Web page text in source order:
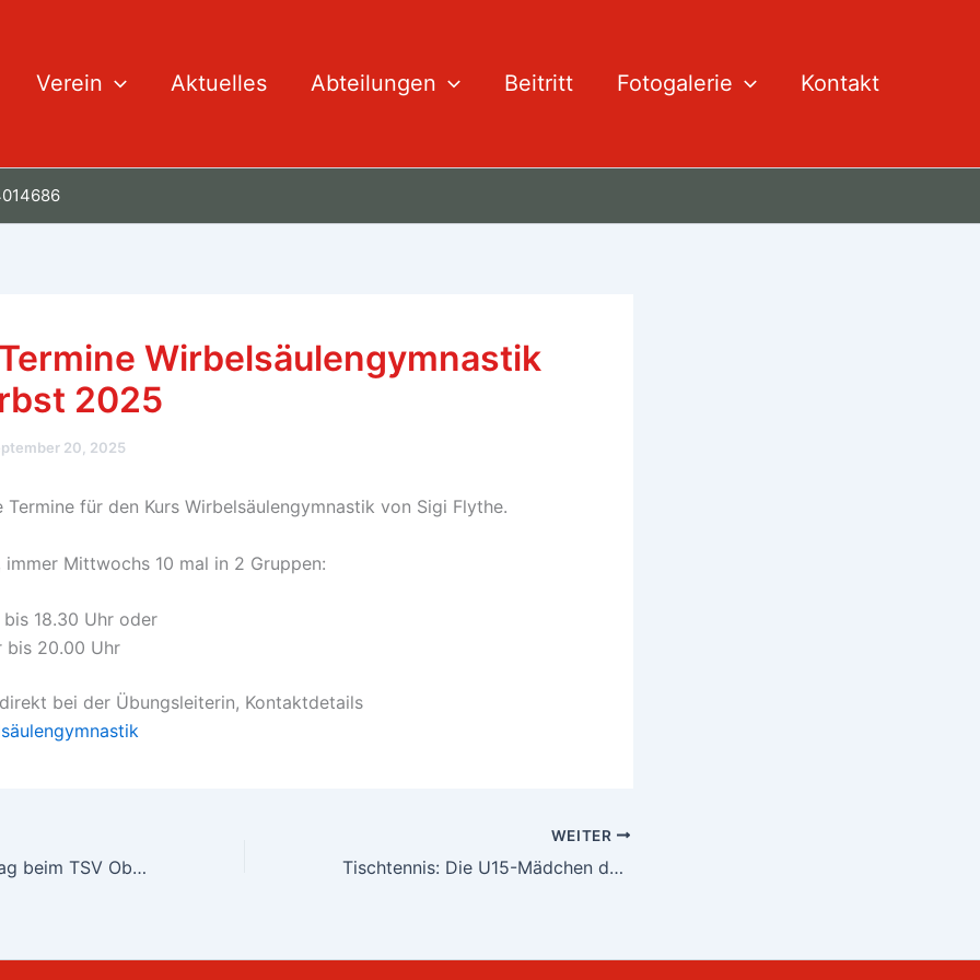
Verein Aktuelles Abteilungen Beitritt Fotogalerie Kontakt
Wirbelsäulengymnastik
2025
20, 2025
Termine für den Kurs Wirbelsäulengymnastik von Sigi Flythe.
immer Mittwochs 10 mal in 2 Gruppen:
bis 18.30 Uhr oder
bis 20.00 Uhr
bei der Übungsleiterin, Kontaktdetails
Sportabzeichentag beim TSV Oberstdorf – ein gelungener Versuch
WEITER
Tischtennis: Die U15-Mädchen des TSV Oberstdorf sind deutscher Meister